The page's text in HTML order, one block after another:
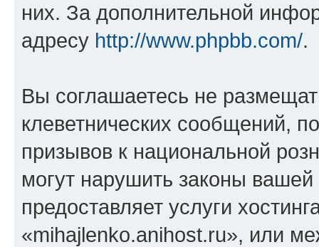
них. За дополнительной
адресу http://www.phpbb.com/.
Вы соглашаетесь не
клеветнических сообщений,
призывов к национальной
могут нарушить законы
предоставляет услуги
«mihajlenko.anihost.ru», или